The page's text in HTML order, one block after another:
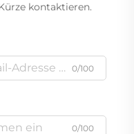
kontaktieren.
0/100
0/100